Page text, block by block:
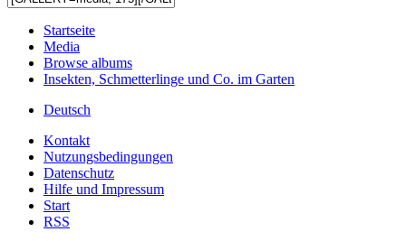
Startseite
Media
Browse albums
Insekten, Schmetterlinge und Co. im Garten
Deutsch
Kontakt
Nutzungsbedingungen
Datenschutz
Hilfe und Impressum
Start
RSS